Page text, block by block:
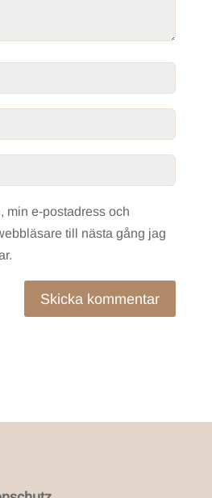
min e-postadress och
till nästa gång jag
Skicka kommentar